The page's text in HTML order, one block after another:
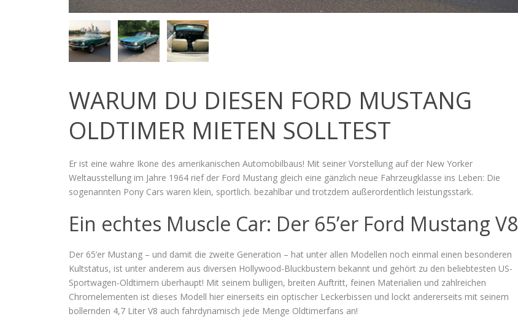
WARUM DU DIESEN FORD MUSTANG
OLDTIMER MIETEN SOLLTEST
Er ist eine wahre Ikone des amerikanischen Automobilbaus! Mit seiner Vorstellung auf der New Yorker
Weltausstellung im Jahre 1964 rief der Ford Mustang gleich eine gänzlich neue Fahrzeugklasse ins Leben: Die
sogenannten Pony Cars waren klein, sportlich. bezahlbar und trotzdem außerordentlich leistungsstark.
Ein echtes Muscle Car: Der 65’er Ford Mustang V8
Der 65’er Mustang – und damit die zweite Generation – hat unter allen Modellen noch einmal einen besonderen
Kultstatus, ist unter anderem aus diversen Hollywood-Bluckbustern bekannt und gehört zu den beliebtesten US-
Sportwagen-Oldtimern überhaupt! Mit seinem bulligen, breiten Auftritt, feinen Materialien und zahlreichen
Chromelementen ist dieses Modell hier einerseits ein optischer Leckerbissen und lockt andererseits mit seinem
bollernden 4,7 Liter V8 auch fahrdynamisch jede Menge Oldtimerfans an!